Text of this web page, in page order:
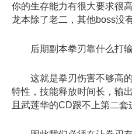
你的生存能力有很大要求很
龙本除了老二，其他boss没
后期副本拳刃靠什么打输
这就是拳刃伤害不够高的
特性，技能释放时间长，输
且武莲华的CD跟不上第二套